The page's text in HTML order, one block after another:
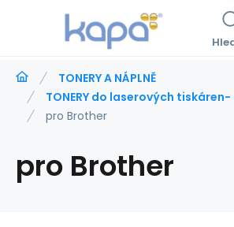
TONERY A NÁPLNĚ
TONERY do laserových
pro Brother
pro Brother